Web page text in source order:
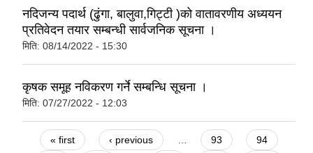
नदिजन्य पदार्थ (ढुंगा, बालुवा,गिट्टी )को वातावरणीय अध्ययन
प्रतिवेदन तयार सम्बन्धी सार्वजनिक सूचना ।
मिति: 08/14/2022 - 15:30
कृषक समूह नविकरण गर्ने सम्बन्धि सूचना ।
मिति: 07/27/2022 - 12:03
Pages
« first ‹ previous 93
94